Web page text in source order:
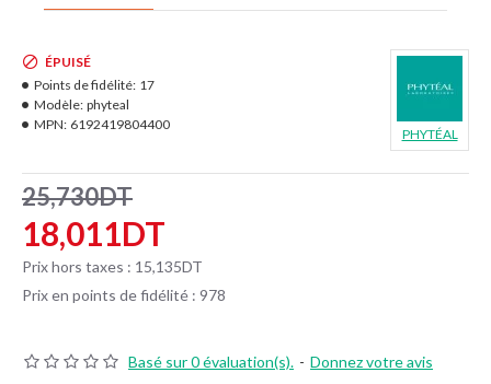
Basé sur 0 évaluation(s). - Donnez votre avis
18,011DT
25,730DT
Prix hors taxes : 15,135DT
Prix en points de fidélité : 978
ÉPUISÉ
Points de fidélité: 17
Modèle: phyteal
MPN: 6192419804400
PHYTÉAL